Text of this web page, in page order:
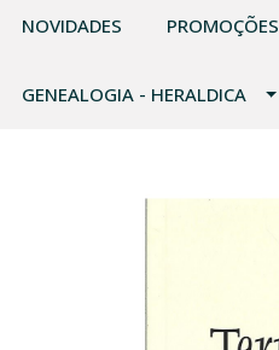
NOVIDADES PROMOÇÕES
GENEALOGIA - HERALDICA